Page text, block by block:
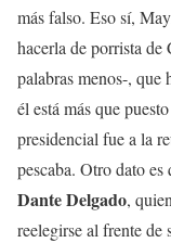
más falso. Eso sí,
hacerla de porrista de
palabras menos-,
él está más que
presidencial fue a la
pescaba. Otro dato
Dante Delgado,
reelegirse al frente